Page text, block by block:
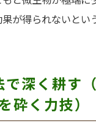
が得られないとい
で深く耕す
砕く力技）